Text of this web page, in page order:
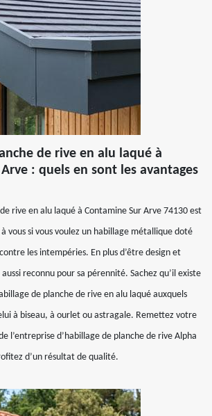
de rive en alu laqué à
: quels en sont les avantages
rive en alu laqué à Contamine Sur Arve 74130 est
vous si vous voulez un habillage métallique doté
les intempéries. En plus d’être design et
reconnu pour sa pérennité. Sachez qu’il existe
de planche de rive en alu laqué auxquels
à biseau, à ourlet ou astragale. Remettez votre
l’entreprise d’habillage de planche de rive Alpha
d’un résultat de qualité.